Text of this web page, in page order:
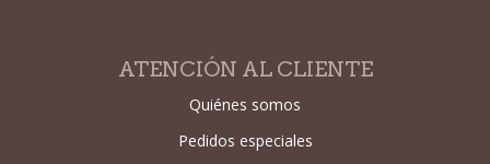
ATENCIÓN AL CLIENTE
Quiénes somos
Pedidos especiales